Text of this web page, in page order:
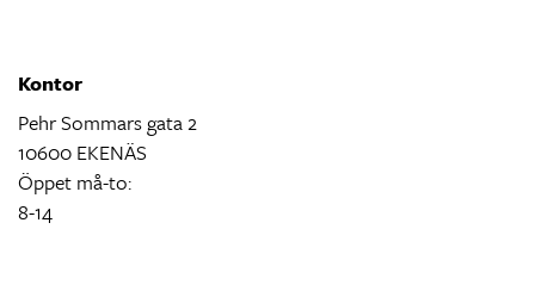
Kontor
Pehr Sommars gata 2
10600 EKENÄS
Öppet må-to:
8-14